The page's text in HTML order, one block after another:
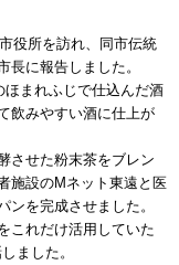
役所を訪れ、同市伝統
長に報告しました。
まれふじで仕込んだ酒
飲みやすい酒に仕上が
させた粉末茶をブレン
施設のMネット東遠と医
を完成させました。
これだけ活用していた
ました。